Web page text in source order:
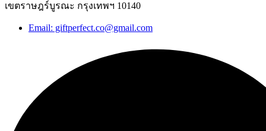
เขตราษฎร์บูรณะ กรุงเทพฯ 10140
Email: giftperfect.co@gmail.com